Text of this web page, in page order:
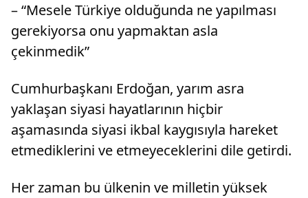
– “Mesele Türkiye olduğunda ne yapılması
gerekiyorsa onu yapmaktan asla
çekinmedik”
Cumhurbaşkanı Erdoğan, yarım asra
yaklaşan siyasi hayatlarının hiçbir
aşamasında siyasi ikbal kaygısıyla hareket
etmediklerini ve etmeyeceklerini dile getirdi.
Her zaman bu ülkenin ve milletin yüksek